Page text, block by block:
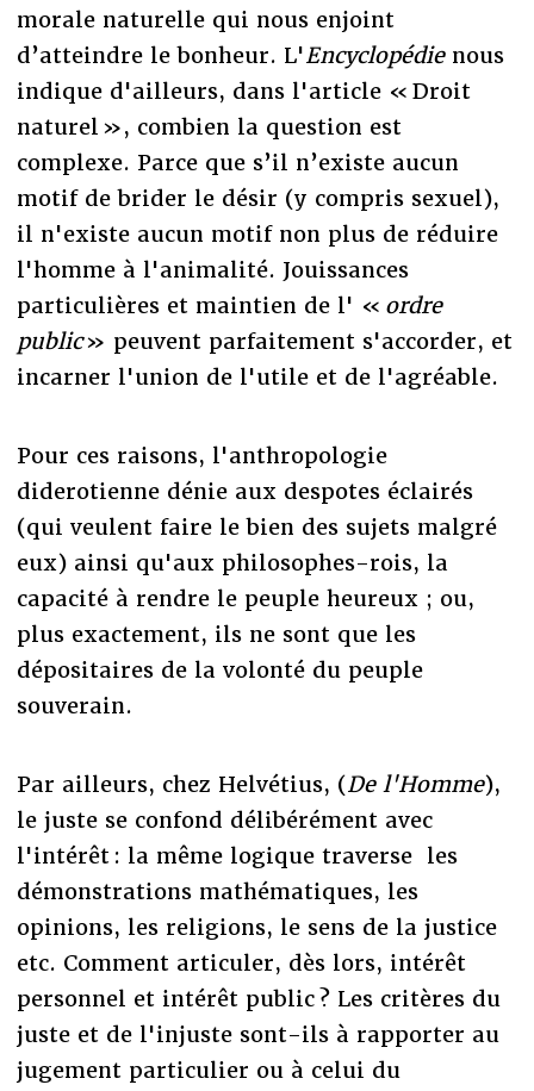
morale naturelle qui nous enjoint
d’atteindre le bonheur. L'Encyclopédie nous
indique d'ailleurs, dans l'article « Droit
naturel », combien la question est
complexe. Parce que s’il n’existe aucun
motif de brider le désir (y compris sexuel),
il n'existe aucun motif non plus de réduire
l'homme à l'animalité. Jouissances
particulières et maintien de l' « ordre
public» peuvent parfaitement s'accorder, et
incarner l'union de l'utile et de l'agréable.
Pour ces raisons, l'anthropologie
diderotienne dénie aux despotes éclairés
(qui veulent faire le bien des sujets malgré
eux) ainsi qu'aux philosophes-rois, la
capacité à rendre le peuple heureux ; ou,
plus exactement, ils ne sont que les
dépositaires de la volonté du peuple
souverain.
Par ailleurs, chez Helvétius, (De l'Homme),
le juste se confond délibérément avec
l'intérêt : la même logique traverse les
démonstrations mathématiques, les
opinions, les religions, le sens de la justice
etc. Comment articuler, dès lors, intérêt
personnel et intérêt public ? Les critères du
juste et de l'injuste sont-ils à rapporter au
jugement particulier ou à celui du